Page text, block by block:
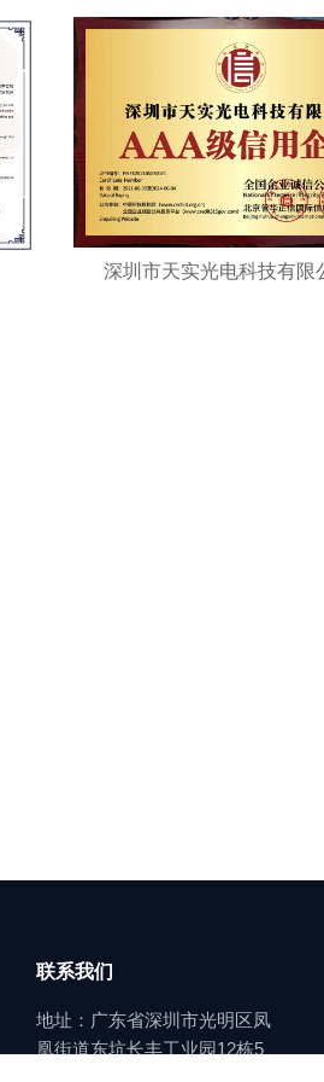
深圳市天实光电科技有限
联系我们
地址：广东省深圳市光明区凤
凰街道东坑长丰工业园12栋5